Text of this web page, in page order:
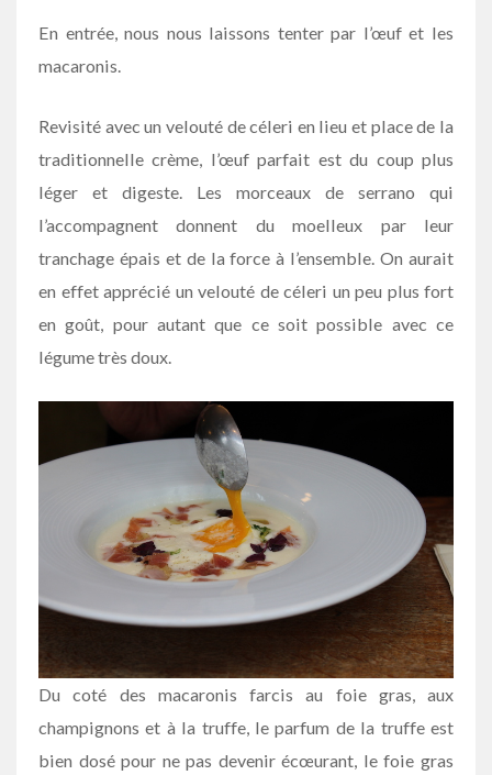
En entrée, nous nous laissons tenter par l’œuf et les
macaronis.
Revisité avec un velouté de céleri en lieu et place de la
traditionnelle crème, l’œuf parfait est du coup plus
léger et digeste. Les morceaux de serrano qui
l’accompagnent donnent du moelleux par leur
tranchage épais et de la force à l’ensemble. On aurait
en effet apprécié un velouté de céleri un peu plus fort
en goût, pour autant que ce soit possible avec ce
légume très doux.
Du coté des macaronis farcis au foie gras, aux
champignons et à la truffe, le parfum de la truffe est
bien dosé pour ne pas devenir écœurant, le foie gras